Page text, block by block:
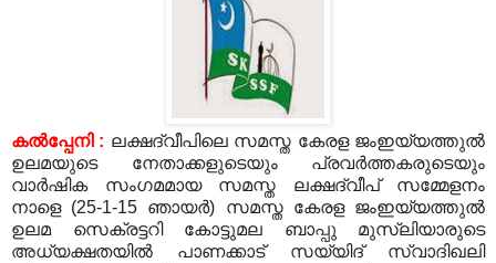
കല്‍പ്പേനി : ലക്ഷദ്വീപിലെ സമസ്ത കേരള ജംഇയ്യത്തുല്‍
ഉലമയുടെ നേതാക്കളുടെയും പ്രവര്‍ത്തകരുടെയും
വാര്‍ഷിക സംഗമമായ സമസ്ത ലക്ഷദ്വീപ് സമ്മേളനം
നാളെ (25-1-15 ഞായര്‍) സമസ്ത കേരള ജംഇയ്യത്തുല്‍
ഉലമ സെക്രട്ടറി കോട്ടുമല ബാപ്പു മുസ്ലിയാരുടെ
അധ്യക്ഷതയില്‍ പാണക്കാട് സയ്യിദ് സ്വാദിഖലി